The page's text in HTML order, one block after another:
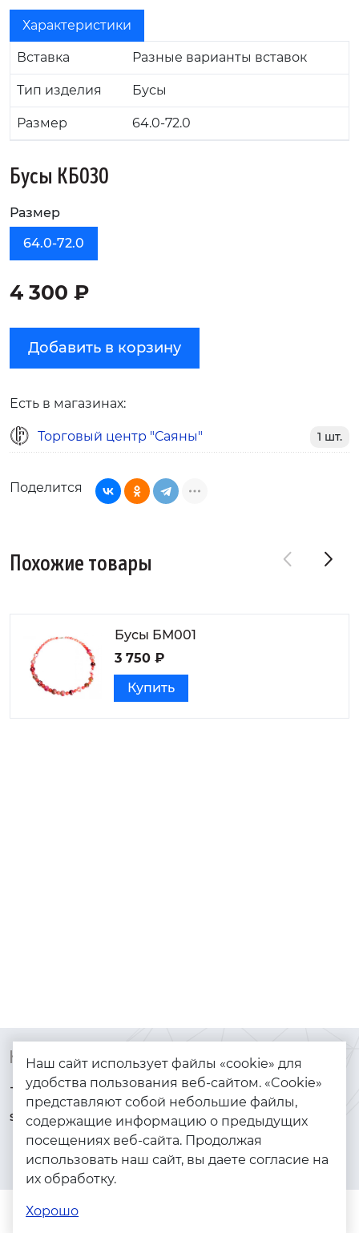
Характеристики
Вставка Разные варианты вставок
Тип изделия Бусы
Размер 64.0-72.0
Бусы КБ030
Размер
64.0-72.0
4 300 ₽
Добавить в корзину
Есть в магазинах:
Торговый центр "Саяны" 1 шт.
Поделится
Похожие товары
Бусы БМ001
3 750 ₽
Купить
Контакты
+7 (925) 144-64-73
serebryanyye.grani@mail.ru
Каталог
Браслеты
Золото
Серебро
Помощь
Наш сайт использует файлы «cookie» для
удобства пользования веб-сайтом. «Cookie»
представляют собой небольшие файлы,
содержащие информацию о предыдущих
посещениях веб-сайта. Продолжая
использовать наш сайт, вы даете согласие на
их обработку.
Хорошо